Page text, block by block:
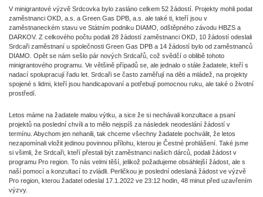
V minigrantové výzvě Srdcovka bylo zasláno celkem 52 žádostí. Projekty mohli podat
zaměstnanci OKD, a.s. a Green Gas DPB, a.s. ale také ti, kteří jsou v
zaměstnaneckém stavu ve Státním podniku DIAMO, odštěpného závodu HBZS a
DARKOV. Z celkového počtu podali 28 žádostí zaměstnanci OKD, 10 žádostí odeslali
Srdcaři zaměstnaní u společnosti Green Gas DPB a 14 žádostí bylo od zaměstnanců
DIAMO. Opět se nám sešlo pár nových Srdcařů, což svědčí o oblibě tohoto
minigrantového programu. Ve většině případů se, ale jednalo o stále žadatele, kteří s
nadací spolupracují řadu let. Srdcaři se často zaměřují na děti a mládež, na projekty
spojené s lidmi, kteří jsou handicapovaní a potřebují pomocnou ruku, ale také o životní
prostředí.
Letos máme na žadatele malou výtku, a sice že si nechávali konzultace a psaní
projektů na poslední chvíli a to mělo nejspíš za následek neodeslání žádostí v
termínu. Abychom jen nehanili, tak chceme všechny žadatele pochválit, že letos
nezapomínali vložit jedinou povinnou přílohu, kterou je Čestné prohlášení. Také jsme
si všimli, že Srdcaři, kteří přestali být zaměstnanci našich dárců, podali žádost v
programu Pro region. To nás velmi těší, jelikož požadujeme obsáhlejší žádost, ale s
naší pomocí a konzultací to zvládli. Perličkou je poslední odeslaná žádost ve výzvě
Pro region, kterou žadatel odeslal 17.1.2022 ve 23:12 hodin, 48 minut před uzavřením
výzvy.